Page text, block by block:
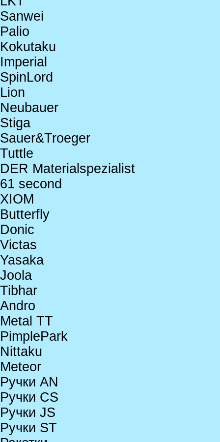
Sanwei
Palio
Kokutaku
Imperial
SpinLord
Lion
Neubauer
Stiga
Sauer&Troeger
Tuttle
DER Materialspezialist
61 second
XIOM
Butterfly
Donic
Victas
Yasaka
Joola
Tibhar
Andro
Metal TT
PimplePark
Nittaku
Meteor
Ручки AN
Ручки CS
Ручки JS
Ручки ST